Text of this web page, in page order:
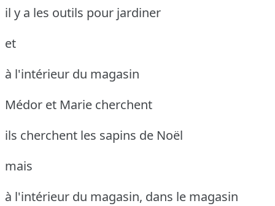
il y a les outils pour jardiner
et
à l'intérieur du magasin
Médor et Marie cherchent
ils cherchent les sapins de Noël
mais
à l'intérieur du magasin, dans le magasin